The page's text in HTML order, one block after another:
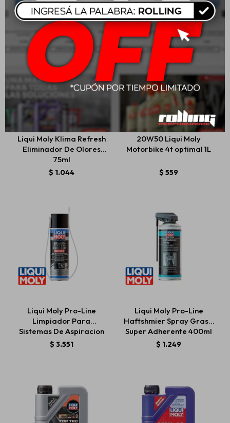
400ml
Liqui Moly Klima Refresh
Eliminador De Olores
75ml
$ 1.044
20W50 Liqui Moly
Motorbike 4t optimal 1L
$ 559
Liqui Moly Pro-Line
Limpiador Para
Sistemas De Aspiracion
Diesel
$ 3.551
Liqui Moly Pro-Line
Haftshmier Spray Grasa
Super Adherente 400ml
$ 1.249